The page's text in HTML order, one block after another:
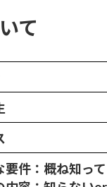
て
要件：概ね知っ